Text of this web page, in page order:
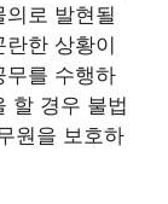
로 발현될
한 상황이
무를 수행하
할 경우 불법
원을 보호하